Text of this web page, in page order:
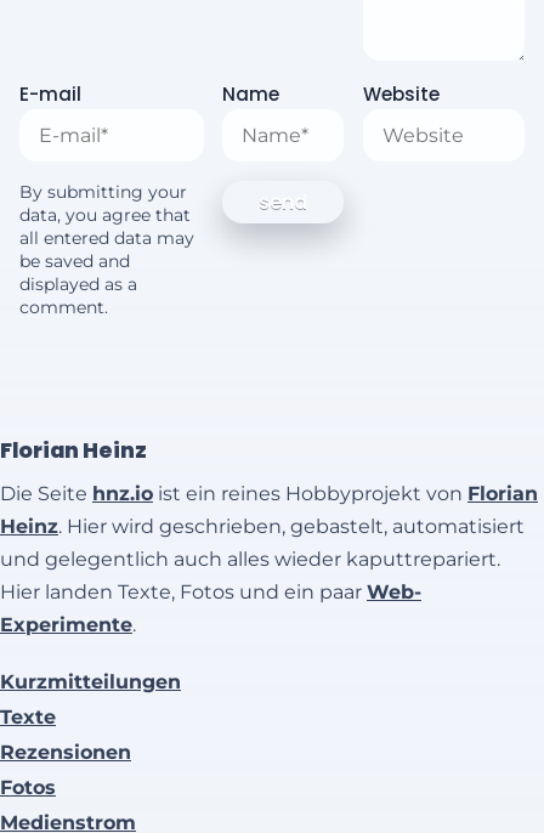
E-mail Name Website
By submitting your
data, you agree that
all entered data may
be saved and
displayed as a
comment.
Florian Heinz
Die Seite hnz.io ist ein reines Hobbyprojekt von Florian
Heinz. Hier wird geschrieben, gebastelt, automatisiert
und gelegentlich auch alles wieder kaputtrepariert.
Hier landen Texte, Fotos und ein paar Web-
Experimente.
Kurzmitteilungen
Texte
Rezensionen
Fotos
Medienstrom